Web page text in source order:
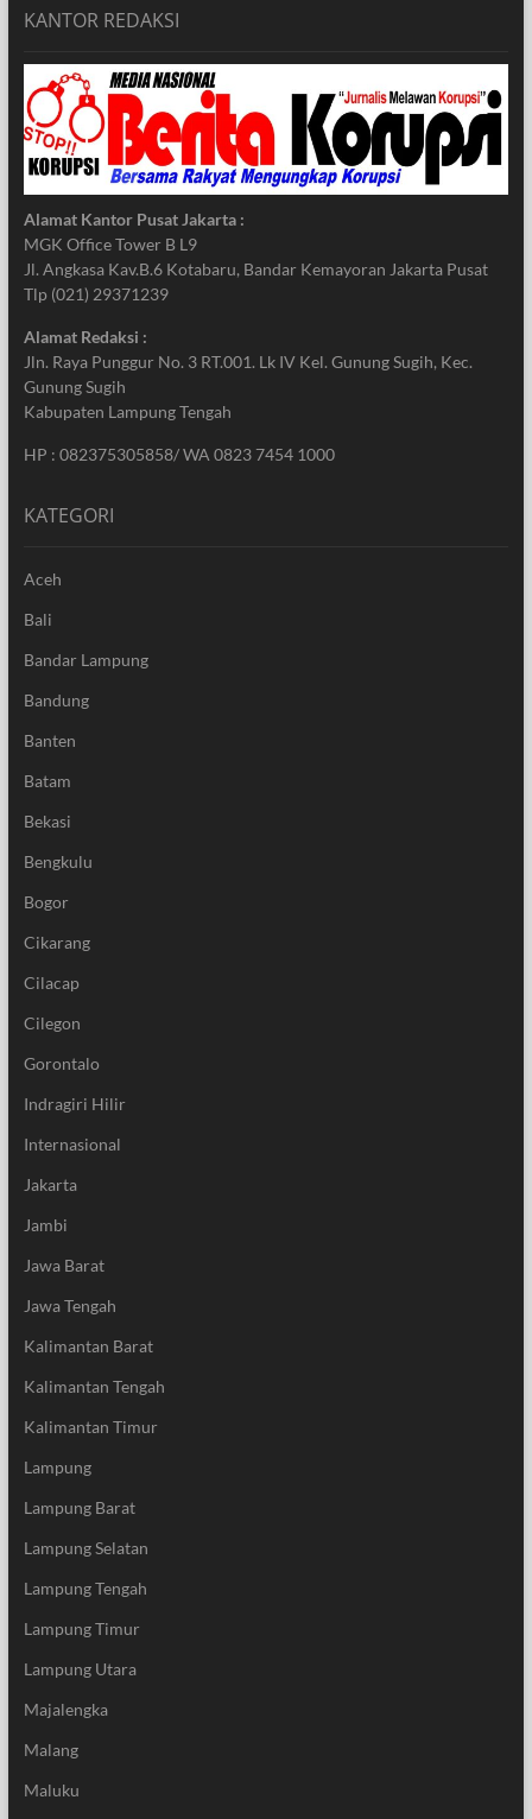
KANTOR REDAKSI
Alamat Kantor Pusat Jakarta :
MGK Office Tower B L9
Jl. Angkasa Kav.B.6 Kotabaru, Bandar Kemayoran Jakarta Pusat
Tlp (021) 29371239
Alamat Redaksi :
Jln. Raya Punggur No. 3 RT.001. Lk IV Kel. Gunung Sugih, Kec.
Gunung Sugih
Kabupaten Lampung Tengah
HP : 082375305858/ WA 0823 7454 1000
KATEGORI
Aceh
Bali
Bandar Lampung
Bandung
Banten
Batam
Bekasi
Bengkulu
Bogor
Cikarang
Cilacap
Cilegon
Gorontalo
Indragiri Hilir
Internasional
Jakarta
Jambi
Jawa Barat
Jawa Tengah
Kalimantan Barat
Kalimantan Tengah
Kalimantan Timur
Lampung
Lampung Barat
Lampung Selatan
Lampung Tengah
Lampung Timur
Lampung Utara
Majalengka
Malang
Maluku